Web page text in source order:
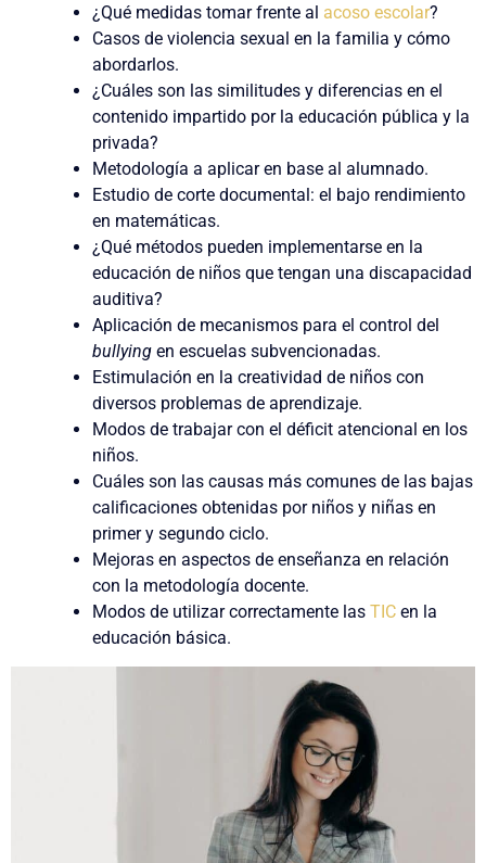
¿Qué medidas tomar frente al acoso escolar?
Casos de violencia sexual en la familia y cómo
abordarlos.
¿Cuáles son las similitudes y diferencias en el
contenido impartido por la educación pública y la
privada?
Metodología a aplicar en base al alumnado.
Estudio de corte documental: el bajo rendimiento
en matemáticas.
¿Qué métodos pueden implementarse en la
educación de niños que tengan una discapacidad
auditiva?
Aplicación de mecanismos para el control del
bullying en escuelas subvencionadas.
Estimulación en la creatividad de niños con
diversos problemas de aprendizaje.
Modos de trabajar con el déficit atencional en los
niños.
Cuáles son las causas más comunes de las bajas
calificaciones obtenidas por niños y niñas en
primer y segundo ciclo.
Mejoras en aspectos de enseñanza en relación
con la metodología docente.
Modos de utilizar correctamente lasTIC en la
educación básica.